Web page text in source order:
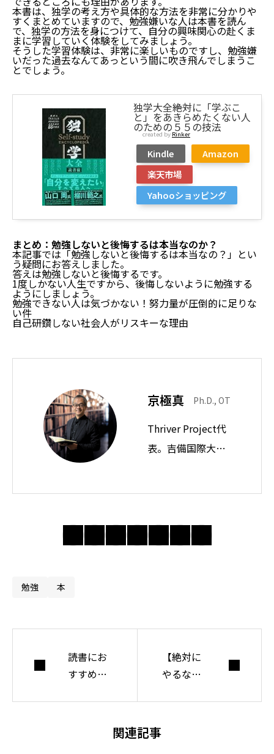
本書は、独学の考え方や具体的な方法を非常に分かりや
すくまとめていますので、勉強嫌いな人は本書を読ん
で、独学の方法を身につけて、自分の興味関心の赴くま
まに学習していく体験をしてみましょう。
そうした学習体験は、非常に楽しいものですし、勉強嫌
いだった過去なんてあっという間に吹き飛んでしまうこ
とでしょう。
独学大全――絶対に「学ぶこ
と」をあきらめたくない人
のための５５の技法
created by Rinker
Kindle
Amazon
楽天市場
Yahooショッピング
まとめ：勉強しないと後悔するは本当なのか？
本記事では「勉強しないと後悔するは本当なの？」とい
う疑問にお答えしました。
答えは勉強しないと後悔するです。
1度しかない人生ですから、後悔しないように勉強する
ようにしましょう。
勉強できない人は気づかない！努力量が圧倒的に足りな
い件
自己研鑽しない社会人がリスキーな理由
京極真 Ph.D., OT
Thriver Project代
表。吉備国際大学
問い直し、分かり
合えない世界で人
勉強 本
読書にお
すすめ環
【絶対に
やるな】
関連記事